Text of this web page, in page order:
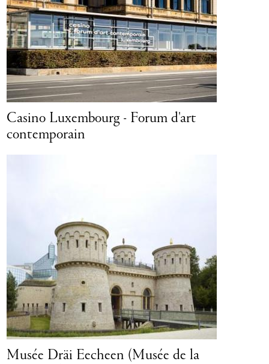
MUDAM - Musée d'Art Moderne
Grand-Duc Jean
Villa Vauban - Musée d'art de la Ville de